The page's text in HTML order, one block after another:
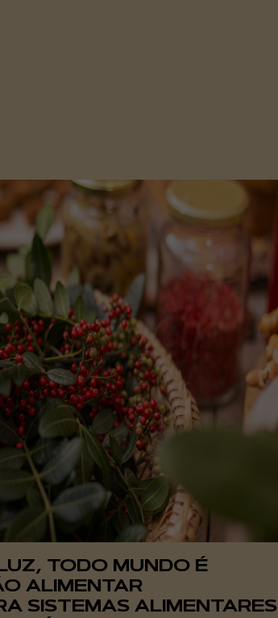
TODO MUNDO É
ALIMENTAR
SISTEMAS ALIMENTARES